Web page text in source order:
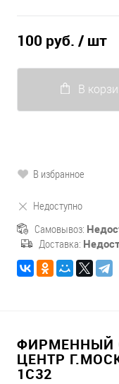
100 руб. / шт
В
В избранное
Недоступно
Самовывоз:
Доставка:
ФИРМЕННЫЙ
ЦЕНТР
1С32